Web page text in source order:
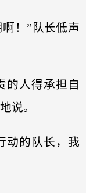
！”队长低声
的人得承担自
说。
动的队长，我